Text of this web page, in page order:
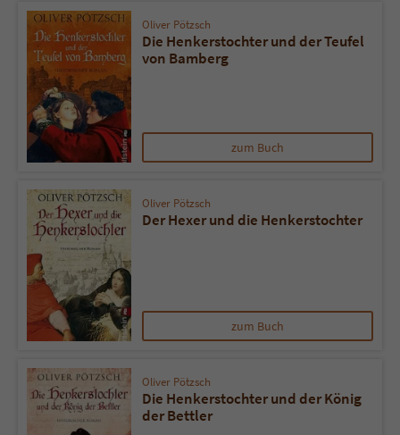
Oliver Pötzsch
Die Henkerstochter und der Teufel
von Bamberg
zum Buch
Oliver Pötzsch
Der Hexer und die Henkerstochter
zum Buch
Oliver Pötzsch
Die Henkerstochter und der König
der Bettler